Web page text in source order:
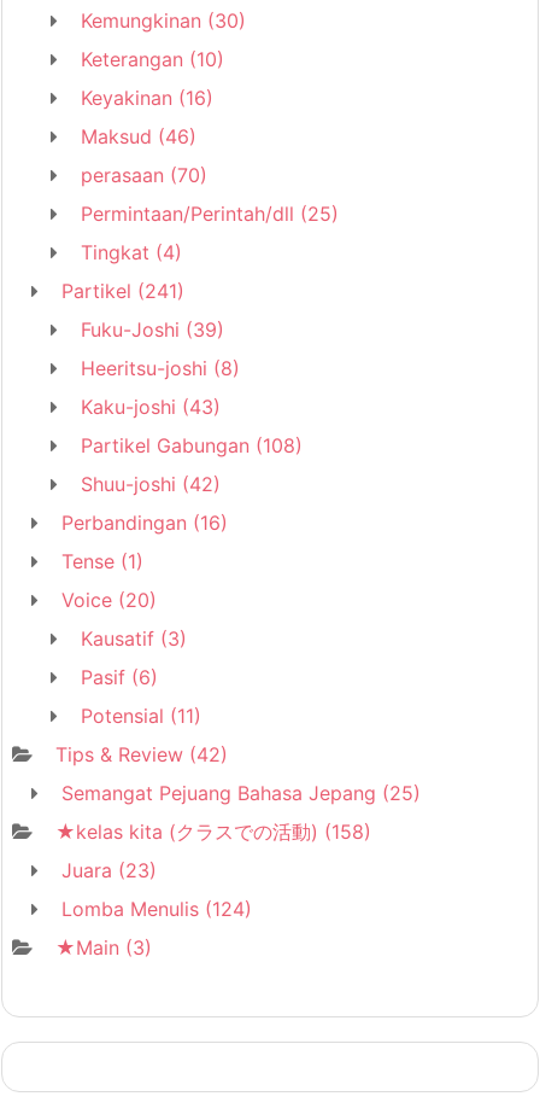
Kemungkinan (30)
Keterangan (10)
Keyakinan (16)
Maksud (46)
perasaan (70)
Permintaan/Perintah/dll (25)
Tingkat (4)
Partikel (241)
Fuku-Joshi (39)
Heeritsu-joshi (8)
Kaku-joshi (43)
Partikel Gabungan (108)
Shuu-joshi (42)
Perbandingan (16)
Tense (1)
Voice (20)
Kausatif (3)
Pasif (6)
Potensial (11)
Tips & Review (42)
Semangat Pejuang Bahasa Jepang (25)
★kelas kita (クラスでの活動) (158)
Juara (23)
Lomba Menulis (124)
★Main (3)